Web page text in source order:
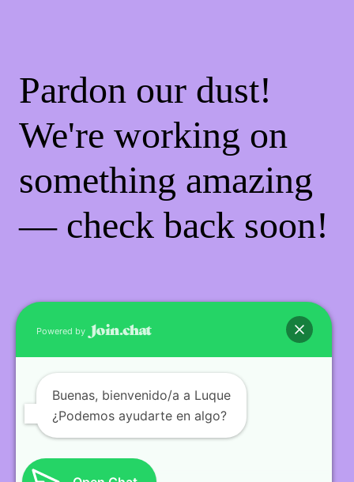
Pardon our dust!
We're working on
something amazing
— check back soon!
Powered by
Buenas, bienvenido/a a Luque
¿Podemos ayudarte en algo?